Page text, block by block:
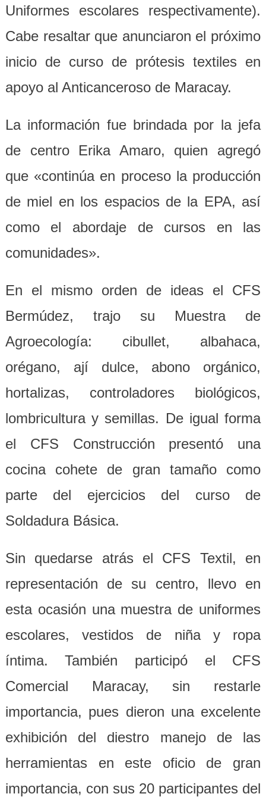
Uniformes escolares respectivamente).
Cabe resaltar que anunciaron el próximo
inicio de curso de prótesis textiles en
apoyo al Anticanceroso de Maracay.
La información fue brindada por la jefa
de centro Erika Amaro, quien agregó
que «continúa en proceso la producción
de miel en los espacios de la EPA, así
como el abordaje de cursos en las
comunidades».
En el mismo orden de ideas el CFS
Bermúdez, trajo su Muestra de
Agroecología: cibullet, albahaca,
orégano, ají dulce, abono orgánico,
hortalizas, controladores biológicos,
lombricultura y semillas. De igual forma
el CFS Construcción presentó una
cocina cohete de gran tamaño como
parte del ejercicios del curso de
Soldadura Básica.
Sin quedarse atrás el CFS Textil, en
representación de su centro, llevo en
esta ocasión una muestra de uniformes
escolares, vestidos de niña y ropa
íntima. También participó el CFS
Comercial Maracay, sin restarle
importancia, pues dieron una excelente
exhibición del diestro manejo de las
herramientas en este oficio de gran
importancia, con sus 20 participantes del